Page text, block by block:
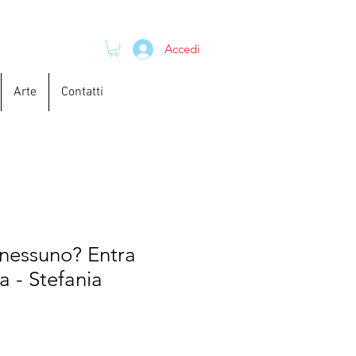
Accedi
Arte Contatti
Entra
- Stefania